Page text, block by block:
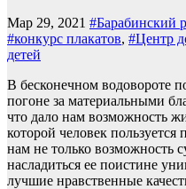
Мар 29, 2021 #Барабинский
#конкурс плакатов, #Центр
детей
В бесконечном водовороте
погоне за материальными
что дало нам возможность
которой человек
нам не только возможность
насладиться ее поистине
лучшие нравственные